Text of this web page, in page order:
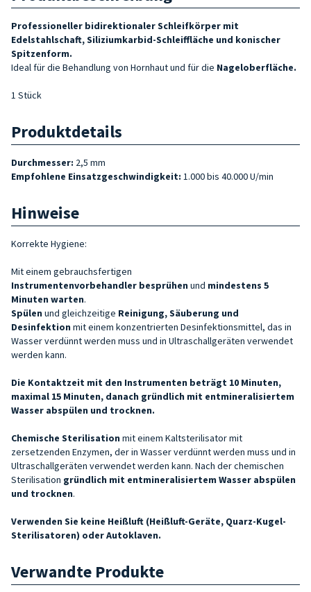
Professioneller bidirektionaler Schleifkörper mit
Edelstahlschaft, Siliziumkarbid-Schleiffläche und konischer
Spitzenform.
Ideal für die Behandlung von Hornhaut und für die Nageloberfläche.
1 Stück
Produktdetails
Durchmesser: 2,5 mm
Empfohlene Einsatzgeschwindigkeit: 1.000 bis 40.000 U/min
Hinweise
Korrekte Hygiene:
Mit einem gebrauchsfertigen
Instrumentenvorbehandler besprühen und mindestens 5
Minuten warten.
Spülen und gleichzeitige Reinigung, Säuberung und
Desinfektion mit einem konzentrierten Desinfektionsmittel, das in
Wasser verdünnt werden muss und in Ultraschallgeräten verwendet
werden kann.
Die Kontaktzeit mit den Instrumenten beträgt 10 Minuten,
maximal 15 Minuten, danach gründlich mit entmineralisiertem
Wasser abspülen und trocknen.
Chemische Sterilisation mit einem Kaltsterilisator mit
zersetzenden Enzymen, der in Wasser verdünnt werden muss und in
Ultraschallgeräten verwendet werden kann. Nach der chemischen
Sterilisation gründlich mit entmineralisiertem Wasser abspülen
und trocknen.
Verwenden Sie keine Heißluft (Heißluft-Geräte, Quarz-Kugel-
Sterilisatoren) oder Autoklaven.
Verwandte Produkte